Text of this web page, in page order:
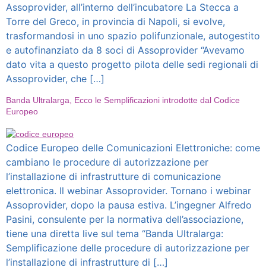
Assoprovider, all’interno dell’incubatore La Stecca a
Torre del Greco, in provincia di Napoli, si evolve,
trasformandosi in uno spazio polifunzionale, autogestito
e autofinanziato da 8 soci di Assoprovider “Avevamo
dato vita a questo progetto pilota delle sedi regionali di
Assoprovider, che […]
Banda Ultralarga, Ecco le Semplificazioni introdotte dal Codice
Europeo
Codice Europeo delle Comunicazioni Elettroniche: come
cambiano le procedure di autorizzazione per
l’installazione di infrastrutture di comunicazione
elettronica. Il webinar Assoprovider. Tornano i webinar
Assoprovider, dopo la pausa estiva. L’ingegner Alfredo
Pasini, consulente per la normativa dell’associazione,
tiene una diretta live sul tema “Banda Ultralarga:
Semplificazione delle procedure di autorizzazione per
l’installazione di infrastrutture di […]